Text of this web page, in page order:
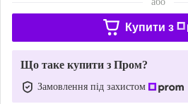
Купити з
Що таке купити з Пром?
Замовлення під захистом